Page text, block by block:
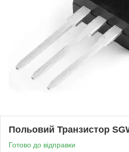
Польовий Транзистор
Готово до відправки